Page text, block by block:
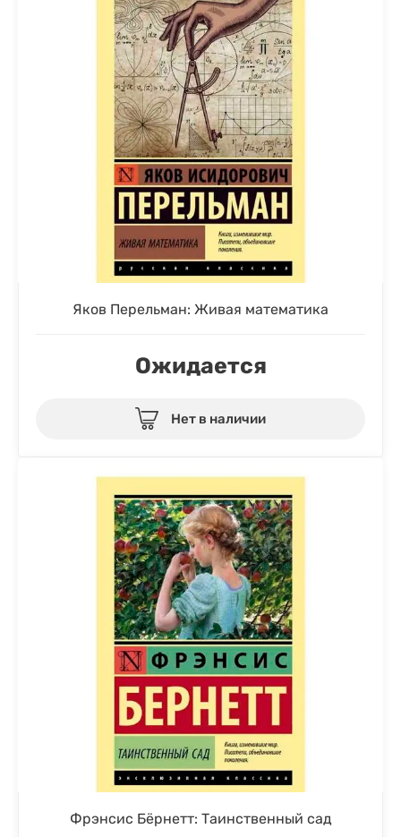
Яков Перельман: Живая математика
Ожидается
Нет в наличии
Фрэнсис Бёрнетт: Таинственный сад